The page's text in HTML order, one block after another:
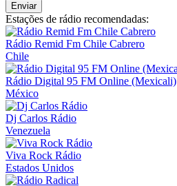
Enviar
Estações de rádio recomendadas:
Rádio Remid Fm Chile Cabrero
Chile
Rádio Digital 95 FM Online (Mexicali)
México
Dj Carlos Rádio
Venezuela
Viva Rock Rádio
Estados Unidos